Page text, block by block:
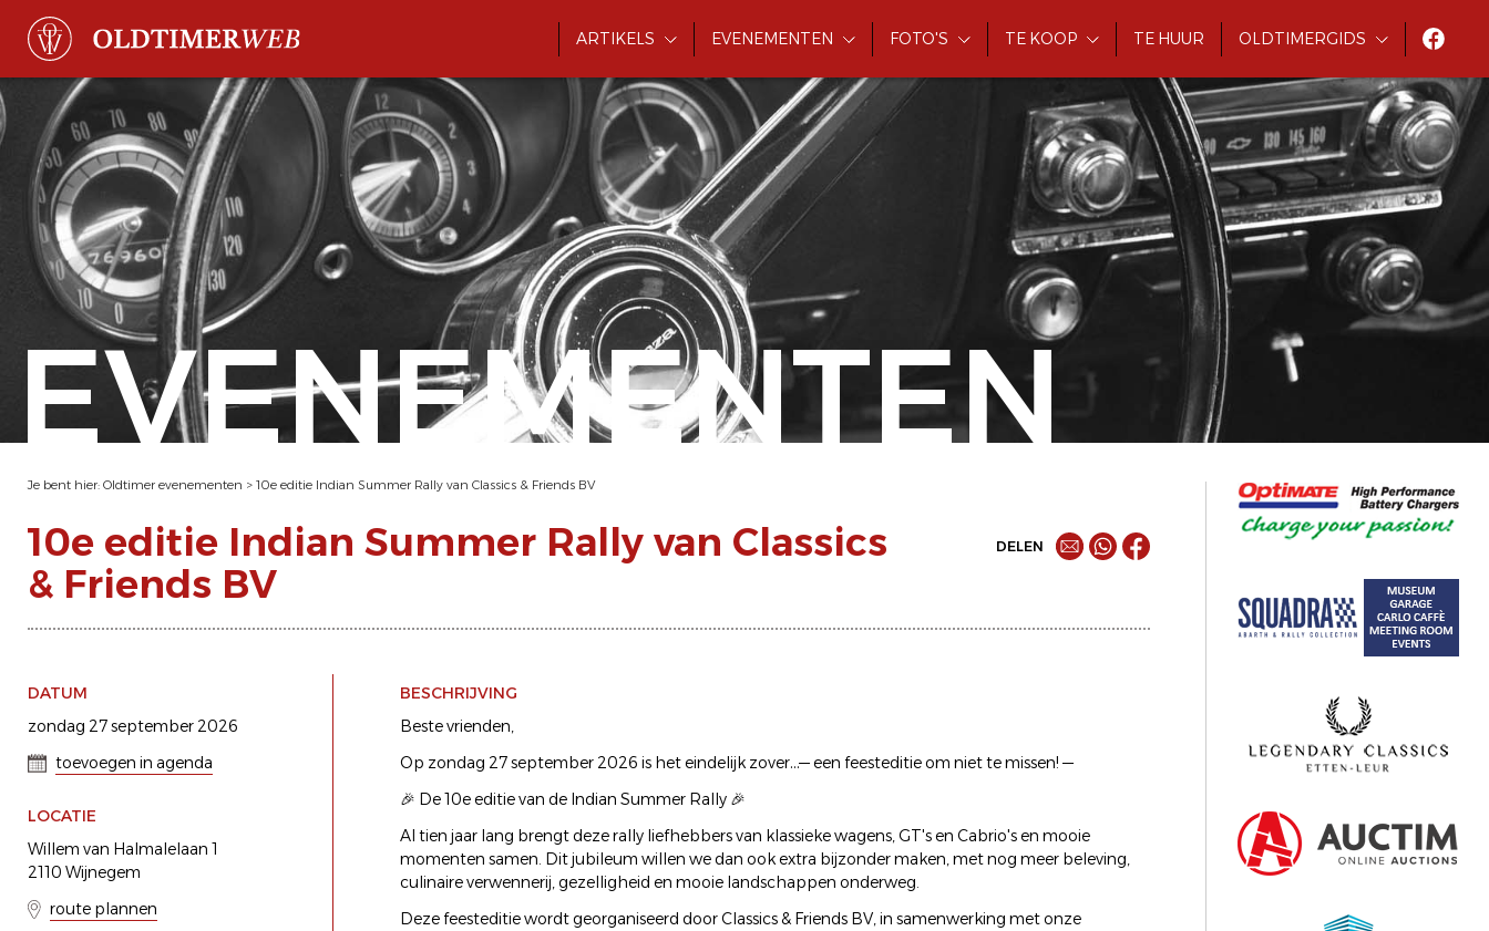
ARTIKELS EVENEMENTEN FOTO'S TE KOOP TE HUUR OLDTIMERGIDS
EVENEMENTEN
Je bent hier: Oldtimer evenementen > 10e editie Indian Summer Rally van Classics & Friends BV
10e editie Indian Summer Rally van Classics
& Friends BV
DELEN
DATUM
zondag 27 september 2026
toevoegen in agenda
LOCATIE
Willem van Halmalelaan 1
2110 Wijnegem
route plannen
BESCHRIJVING
Beste vrienden,
Op zondag 27 september 2026 is het eindelijk zover…— een feesteditie om niet te missen! —
🎉 De 10e editie van de Indian Summer Rally 🎉
Al tien jaar lang brengt deze rally liefhebbers van klassieke wagens, GT's en Cabrio's en mooie
momenten samen. Dit jubileum willen we dan ook extra bijzonder maken, met nog meer beleving,
culinaire verwennerij, gezelligheid en mooie landschappen onderweg.
Deze feesteditie wordt georganiseerd door Classics & Friends BV, in samenwerking met onze